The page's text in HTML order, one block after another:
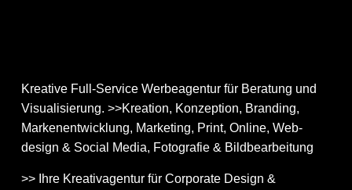
Kreative Full-Service Werbeagentur für Beratung und
Visualisierung. >>Kreation, Konzeption, Branding,
Markenentwicklung, Marketing, Print, Online, Web­
design & Social Media, Fotografie & Bildbear­bei­tung
>> Ihre Kreativagentur für Corporate Design &